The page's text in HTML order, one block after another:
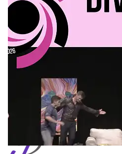
Kultura a volný čas
Divadelní
MLEJN. Vstupenky již v prodeji.
Přijďte na přátelský festival
října 2026 Vstupenky již v
https://divadelnimlyn.cz/